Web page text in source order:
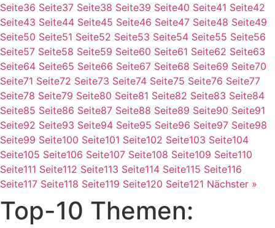
Seite36 Seite37 Seite38 Seite39 Seite40 Seite41 Seite42
Seite43 Seite44 Seite45 Seite46 Seite47 Seite48 Seite49
Seite50 Seite51 Seite52 Seite53 Seite54 Seite55 Seite56
Seite57 Seite58 Seite59 Seite60 Seite61 Seite62 Seite63
Seite64 Seite65 Seite66 Seite67 Seite68 Seite69 Seite70
Seite71 Seite72 Seite73 Seite74 Seite75 Seite76 Seite77
Seite78 Seite79 Seite80 Seite81 Seite82 Seite83 Seite84
Seite85 Seite86 Seite87 Seite88 Seite89 Seite90 Seite91
Seite92 Seite93 Seite94 Seite95 Seite96 Seite97 Seite98
Seite99 Seite100 Seite101 Seite102 Seite103 Seite104
Seite105 Seite106 Seite107 Seite108 Seite109 Seite110
Seite111 Seite112 Seite113 Seite114 Seite115 Seite116
Seite117 Seite118 Seite119 Seite120 Seite121 Nächster »
Top-10 Themen: